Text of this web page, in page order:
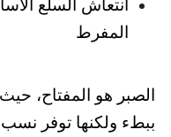
انتعاش السلع
المفرط
الصبر هو المفتاح،
ببطء ولكنها توفر